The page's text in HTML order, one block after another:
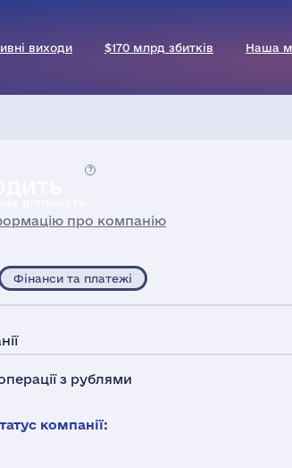
виходи $170 млрд збитків Наша
про компанію
Фінанси та платежі
з рублями
компанії: